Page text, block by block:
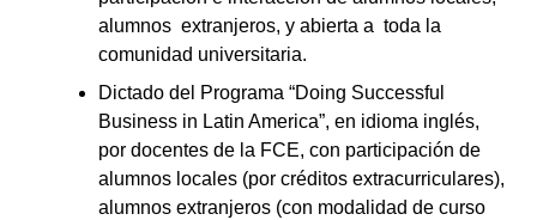
alumnos extranjeros, y abierta a toda la
comunidad universitaria.
Dictado del Programa “Doing Successful
Business in Latin America”, en idioma inglés,
por docentes de la FCE, con participación de
alumnos locales (por créditos extracurriculares),
alumnos extranjeros (con modalidad de curso